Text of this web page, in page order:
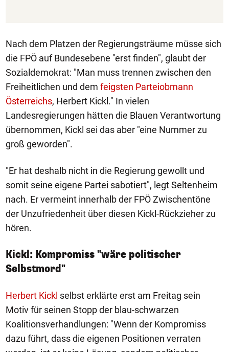
Nach dem Platzen der Regierungsträume müsse sich
die FPÖ auf Bundesebene "erst finden", glaubt der
Sozialdemokrat: "Man muss trennen zwischen den
Freiheitlichen und dem feigsten Parteiobmann
Österreichs, Herbert Kickl." In vielen
Landesregierungen hätten die Blauen Verantwortung
übernommen, Kickl sei das aber "eine Nummer zu
groß geworden".
"Er hat deshalb nicht in die Regierung gewollt und
somit seine eigene Partei sabotiert", legt Seltenheim
nach. Er vermeint innerhalb der FPÖ Zwischentöne
der Unzufriedenheit über diesen Kickl-Rückzieher zu
hören.
Kickl: Kompromiss "wäre politischer
Selbstmord"
Herbert Kickl selbst erklärte erst am Freitag sein
Motiv für seinen Stopp der blau-schwarzen
Koalitionsverhandlungen: "Wenn der Kompromiss
dazu führt, dass die eigenen Positionen verraten